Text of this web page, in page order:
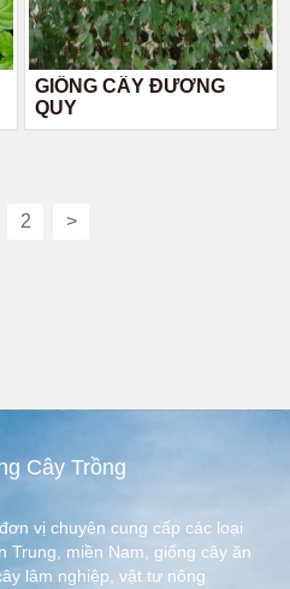
GIỐNG CÂY ĐƯƠNG
QUY
2 >
Cây Trồng
vị chuyên cung cấp các loại
Trung, miền Nam, giống cây ăn
lâm nghiệp, vật tư nông